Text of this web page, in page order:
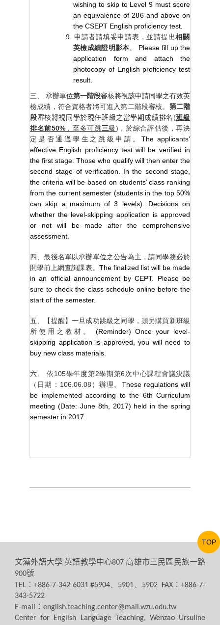
wishing to skip to Level 9 must score
an equivalence of 286 and above on
the CSEPT English proficiency test.
申請者請填妥申請表，並請提出相關
英檢成績證明影本。
Please fill up the
application form and attach the
photocopy of English proficiency test
result.
三、 承辦單位第一階段審核將視該申請同學之有效英
檢成績，符合資格者將可進入第二階段審核。 第二階
段審核將視同學於現任班級之當學期成績排名(班級
排名前50%，至多可跳三級) ，於綜合評估後，再決
定是否通過學生之跳級申請。 The applicants’
effective English proficiency test will be verified in
the first stage. Those who qualify will then enter the
second stage of verification. In the second stage,
the criteria will be based on students’ class ranking
from the current semester (students in the top 50%
can skip a maximum of 3 levels). Decisions on
whether the level-skipping application is approved
or not will be made after the comprehensive
assessment.
四、最後名單以承辦單位之公告為主，請同學務必於
開學前上網查詢課表。 The finalized list will be made
in an official announcement by CEPT. Please be
sure to check the class schedule online before the
start of the semester.
五、【提醒】一旦成功跳級之同學，須另購買新班級
所使用之教材。
(Reminder) Once your level-
skipping application is approved, you will need to
buy new class materials.
六、 依105學年度第2學期第6次中心課程會議決議
（日期： 106.06.08 ）辦理。 These regulations will
be implemented according to the 6th Curriculum
meeting (Date: June 8th, 2017) held in the spring
semester in 2017.
文藻外語大學 英語教學中心807 高雄市三民區民族一路
900號
TEL ：+886-7-342-6031 #5904、5901、5902 FAX：+886-7-
343-5722
E-mail
： english.teaching.center@mail.wzu.edu.tw
Center for English Language Teaching, Wenzao Ursuline
TOP